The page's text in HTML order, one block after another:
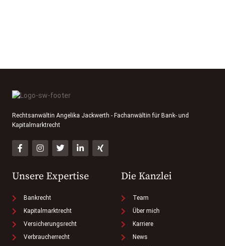
Rechtsanwältin Angelika Jackwerth - Fachanwältin für Bank- und
Kapitalmarktrecht
Unsere Expertise
Bankrecht
Kapitalmarktrecht
Versicherungsrecht
Verbraucherrecht
Die Kanzlei
Team
Über mich
Karriere
News